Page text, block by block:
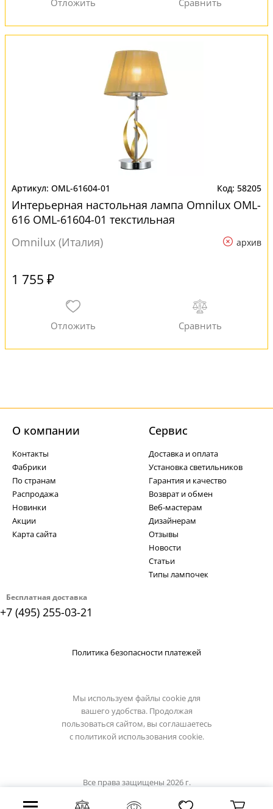
OML-61604-01 58205
Интерьерная настольная лампа Omnilux OML-
616 OML-61604-01 текстильная
Omnilux (Италия)
архив
1 755 ₽
Бесплатная доставка
+7 (495) 255-03-21
О компании
Контакты
Фабрики
По странам
Распродажа
Новинки
Акции
Карта сайта
Cервис
Доставка и оплата
Установка светильников
Гарантия и качество
Возврат и обмен
Веб-мастерам
Дизайнерам
Отзывы
Новости
Статьи
Типы лампочек
Политика безопасности платежей
Мы используем файлы cookie для
вашего удобства. Продолжая
пользоваться сайтом, вы соглашаетесь
с политикой использования cookie.
Все права защищены 2026 г.